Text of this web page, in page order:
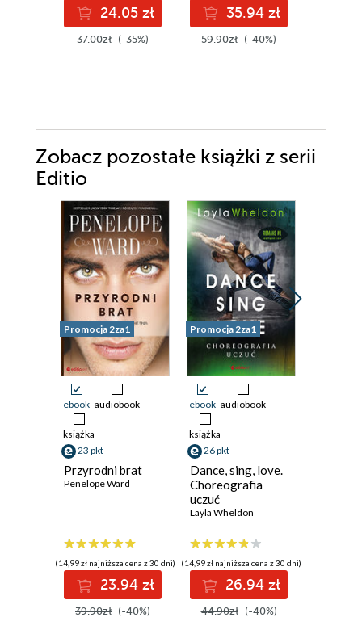
24.05 zł
37.00zł (-35%)
35.94 zł
59.90zł (-40%)
Zobacz pozostałe książki z serii
Editio
Promocja 2za1
ebook audiobook
książka
23 pkt
Przyrodni brat
Penelope Ward
(14,99 zł najniższa cena z 30 dni)
23.94 zł
39.90zł (-40%)
Promocja 2za1
ebook audiobook
książka
26 pkt
Dance, sing, love.
Choreografia
uczuć
Layla Wheldon
(14,99 zł najniższa cena z 30 dni)
26.94 zł
44.90zł (-40%)